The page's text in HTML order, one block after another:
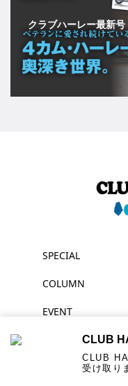
クラブハーレー最新号
SPECIAL
COLUMN
EVENT
MAGAZINECLUB
CLUB
受け取り